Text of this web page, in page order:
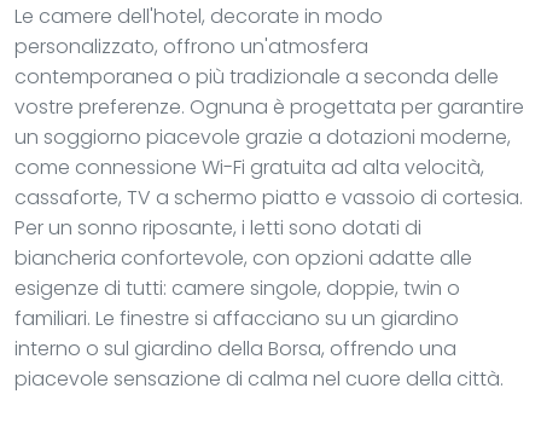
Le camere dell'hotel, decorate in modo
personalizzato, offrono un'atmosfera
contemporanea o più tradizionale a seconda delle
vostre preferenze. Ognuna è progettata per garantire
un soggiorno piacevole grazie a dotazioni moderne,
come connessione Wi-Fi gratuita ad alta velocità,
cassaforte, TV a schermo piatto e vassoio di cortesia.
Per un sonno riposante, i letti sono dotati di
biancheria confortevole, con opzioni adatte alle
esigenze di tutti: camere singole, doppie, twin o
familiari. Le finestre si affacciano su un giardino
interno o sul giardino della Borsa, offrendo una
piacevole sensazione di calma nel cuore della città.